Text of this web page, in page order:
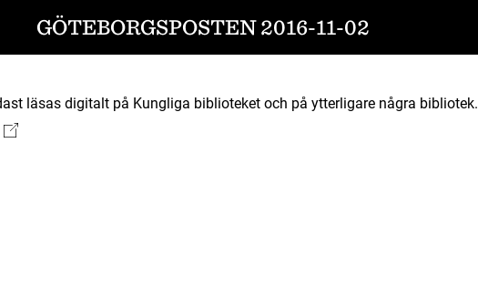
GÖTEBORGSPOSTEN 2016-11-02
läsas digitalt på Kungliga biblioteket och på ytterligare några bibliotek.